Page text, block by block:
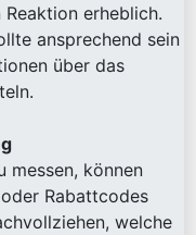
erheblich.
ansprechend sein
über das
messen, können
Rabattcodes
welche